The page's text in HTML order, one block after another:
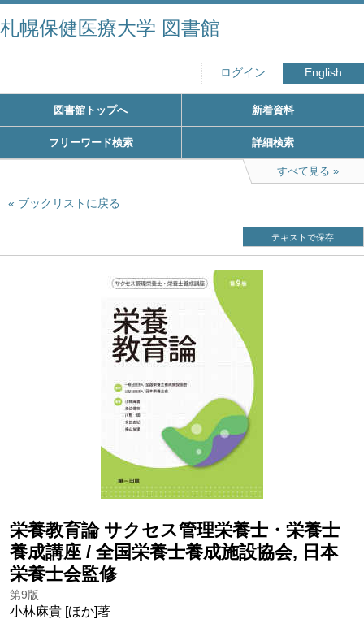
札幌保健医療大学 図書館
ログイン English
図書館トップへ 新着資料
フリーワード検索 詳細検索
すべて見る
ブックリストに戻る
テキストで保存
栄養教育論 サクセス管理栄養士・栄養士
養成講座 / 全国栄養士養成施設協会, 日本
栄養士会監修
第9版
小林麻貴 [ほか]著